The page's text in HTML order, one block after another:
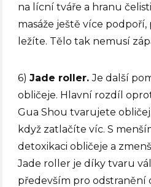
na lícní tváře a hranu
masáže ještě více
ležíte. Tělo tak nemusí
6)Jade roller.Je další
obličeje. Hlavní rozdíl
Gua Shou tvarujete
když zatlačíte víc. S
detoxikaci obličeje a
Jade roller je díky tvaru
především pro odstranění